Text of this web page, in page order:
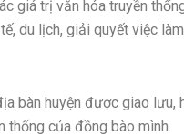
giá trị văn hóa truyền
du lịch, giải quyết việc
bàn huyện được giao lưu,
thống của đồng bào mình.